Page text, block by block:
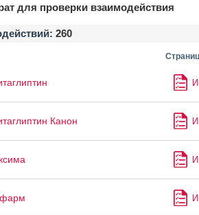
для проверки взаимодействия
260
Канон